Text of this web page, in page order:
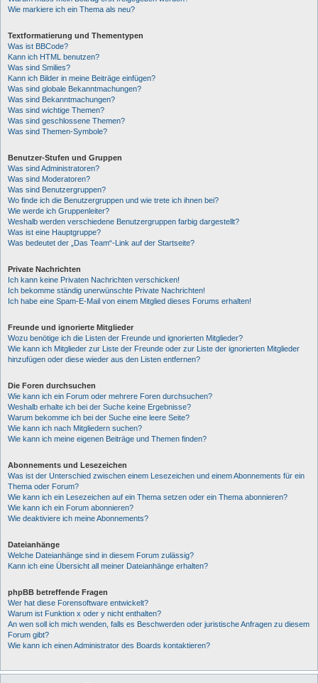
Wie markiere ich ein Thema als neu?
Textformatierung und Thementypen
Was ist BBCode?
Kann ich HTML benutzen?
Was sind Smilies?
Kann ich Bilder in meine Beiträge einfügen?
Was sind globale Bekanntmachungen?
Was sind Bekanntmachungen?
Was sind wichtige Themen?
Was sind geschlossene Themen?
Was sind Themen-Symbole?
Benutzer-Stufen und Gruppen
Was sind Administratoren?
Was sind Moderatoren?
Was sind Benutzergruppen?
Wo finde ich die Benutzergruppen und wie trete ich ihnen bei?
Wie werde ich Gruppenleiter?
Weshalb werden verschiedene Benutzergruppen farbig dargestellt?
Was ist eine Hauptgruppe?
Was bedeutet der „Das Team“-Link auf der Startseite?
Private Nachrichten
Ich kann keine Privaten Nachrichten verschicken!
Ich bekomme ständig unerwünschte Private Nachrichten!
Ich habe eine Spam-E-Mail von einem Mitglied dieses Forums erhalten!
Freunde und ignorierte Mitglieder
Wozu benötige ich die Listen der Freunde und ignorierten Mitglieder?
Wie kann ich Mitglieder zur Liste der Freunde oder zur Liste der ignorierten Mitglieder
hinzufügen oder diese wieder aus den Listen entfernen?
Die Foren durchsuchen
Wie kann ich ein Forum oder mehrere Foren durchsuchen?
Weshalb erhalte ich bei der Suche keine Ergebnisse?
Warum bekomme ich bei der Suche eine leere Seite?
Wie kann ich nach Mitgliedern suchen?
Wie kann ich meine eigenen Beiträge und Themen finden?
Abonnements und Lesezeichen
Was ist der Unterschied zwischen einem Lesezeichen und einem Abonnements für ein
Thema oder Forum?
Wie kann ich ein Lesezeichen auf ein Thema setzen oder ein Thema abonnieren?
Wie kann ich ein Forum abonnieren?
Wie deaktiviere ich meine Abonnements?
Dateianhänge
Welche Dateianhänge sind in diesem Forum zulässig?
Kann ich eine Übersicht all meiner Dateianhänge erhalten?
phpBB betreffende Fragen
Wer hat diese Forensoftware entwickelt?
Warum ist Funktion x oder y nicht enthalten?
An wen soll ich mich wenden, falls es Beschwerden oder juristische Anfragen zu diesem
Forum gibt?
Wie kann ich einen Administrator des Boards kontaktieren?